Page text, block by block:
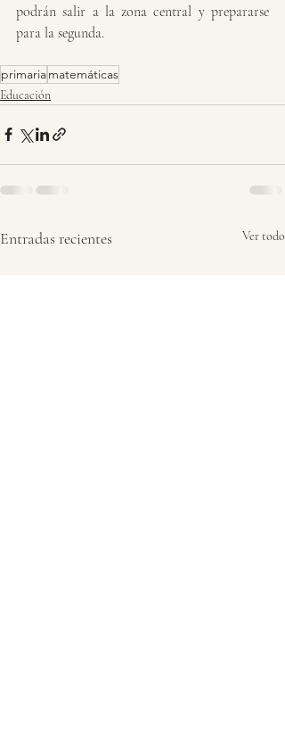
podrán salir a la zona central y prepararse
para la segunda.
primariamatemáticas
Educación
Entradas recientes Ver todo